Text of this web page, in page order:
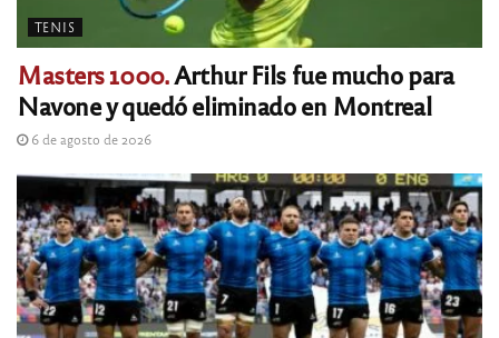
TENIS
Masters 1000.Arthur Fils fue mucho para
Navone y quedó eliminado en Montreal
6 de agosto de 2026